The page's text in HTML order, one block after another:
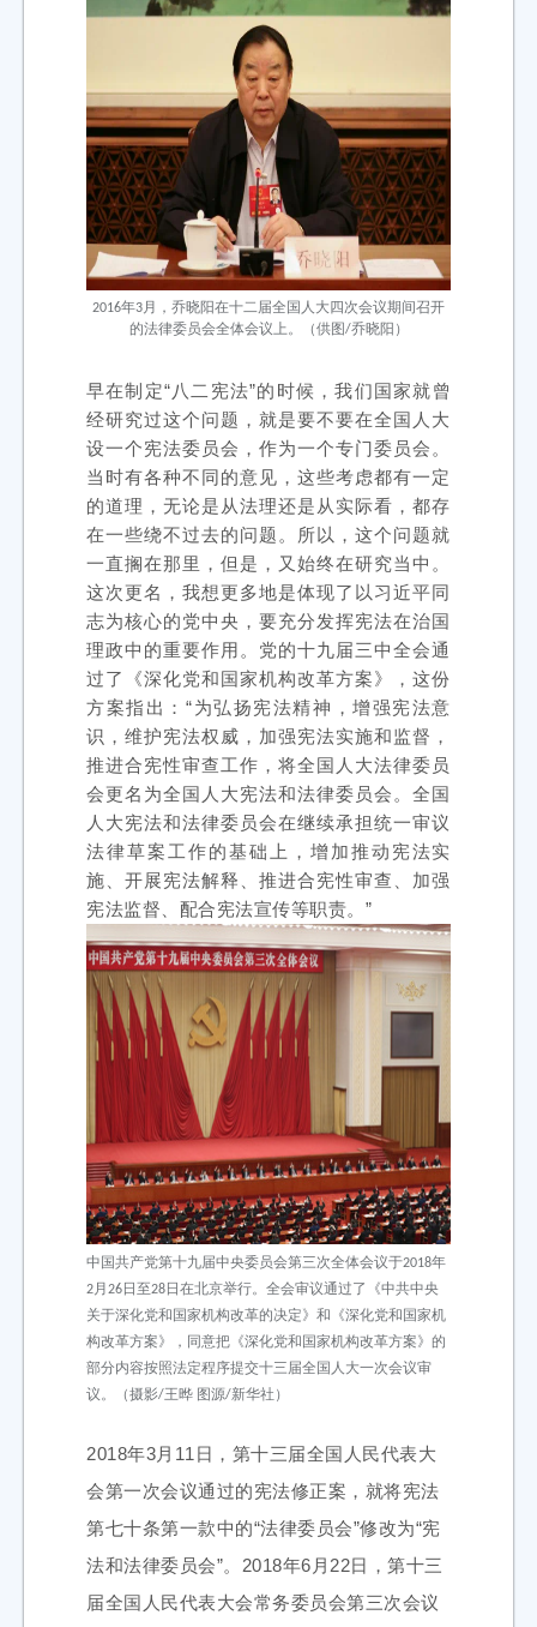
2016年3月，乔晓阳在十二届全国人大四次会议期间召开
的法律委员会全体会议上。（供图/乔晓阳）
早在制定“八二宪法”的时候，我们国家就曾
经研究过这个问题，就是要不要在全国人大
设一个宪法委员会，作为一个专门委员会。
当时有各种不同的意见，这些考虑都有一定
的道理，无论是从法理还是从实际看，都存
在一些绕不过去的问题。所以，这个问题就
一直搁在那里，但是，又始终在研究当中。
这次更名，我想更多地是体现了以习近平同
志为核心的党中央，要充分发挥宪法在治国
理政中的重要作用。党的十九届三中全会通
过了《深化党和国家机构改革方案》，这份
方案指出：“为弘扬宪法精神，增强宪法意
识，维护宪法权威，加强宪法实施和监督，
推进合宪性审查工作，将全国人大法律委员
会更名为全国人大宪法和法律委员会。全国
人大宪法和法律委员会在继续承担统一审议
法律草案工作的基础上，增加推动宪法实
施、开展宪法解释、推进合宪性审查、加强
宪法监督、配合宪法宣传等职责。”
中国共产党第十九届中央委员会第三次全体会议于2018年
2月26日至28日在北京举行。全会审议通过了《中共中央
关于深化党和国家机构改革的决定》和《深化党和国家机
构改革方案》，同意把《深化党和国家机构改革方案》的
部分内容按照法定程序提交十三届全国人大一次会议审
议。（摄影/王晔 图源/新华社）
2018年3月11日，第十三届全国人民代表大
会第一次会议通过的宪法修正案，就将宪法
第七十条第一款中的“法律委员会”修改为“宪
法和法律委员会”。2018年6月22日，第十三
届全国人民代表大会常务委员会第三次会议